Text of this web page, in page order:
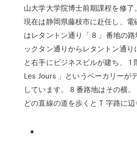
山大学大学院博士前期課程を修了
現在は静岡県藤枝市に赴任し、電
はレタントン通り「 8 」番地の
ックタン通りからレタントン通り
と右手にビジネスビルが建ち、 1
Les Jours 」というベーカリーが
しています。 8 番路地はその横
どの直線の道を歩くと T 字路に